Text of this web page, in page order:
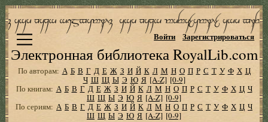
Электронная библиотека RoyalLib.com
Войти Зарегистрироваться
По авторам: А Б В Г Д Е Ж З И Й К Л М Н О П Р С Т У Ф Х Ц
Ч Ш Щ Ы Э Ю Я [A-Z] [0-9]
По книгам: А Б В Г Д Е Ж З И Й К Л М Н О П Р С Т У Ф Х Ц Ч
Ш Щ Ы Э Ю Я [A-Z] [0-9]
По сериям: А Б В Г Д Е Ж З И Й К Л М Н О П Р С Т У Ф Х Ц Ч
Ш Щ Ы Э Ю Я [A-Z] [0-9]